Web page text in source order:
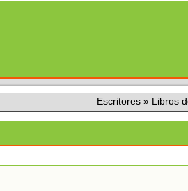
Escritores » Libros